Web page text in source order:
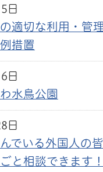
日
適切な利用・管
措置
日
水鳥公園
日
でいる外国人の
と相談できます！